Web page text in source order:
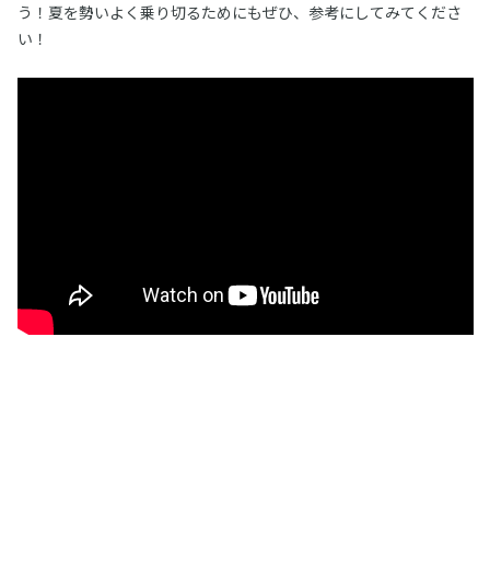
う！夏を勢いよく乗り切るためにもぜひ、参考にしてみてくださ
い！